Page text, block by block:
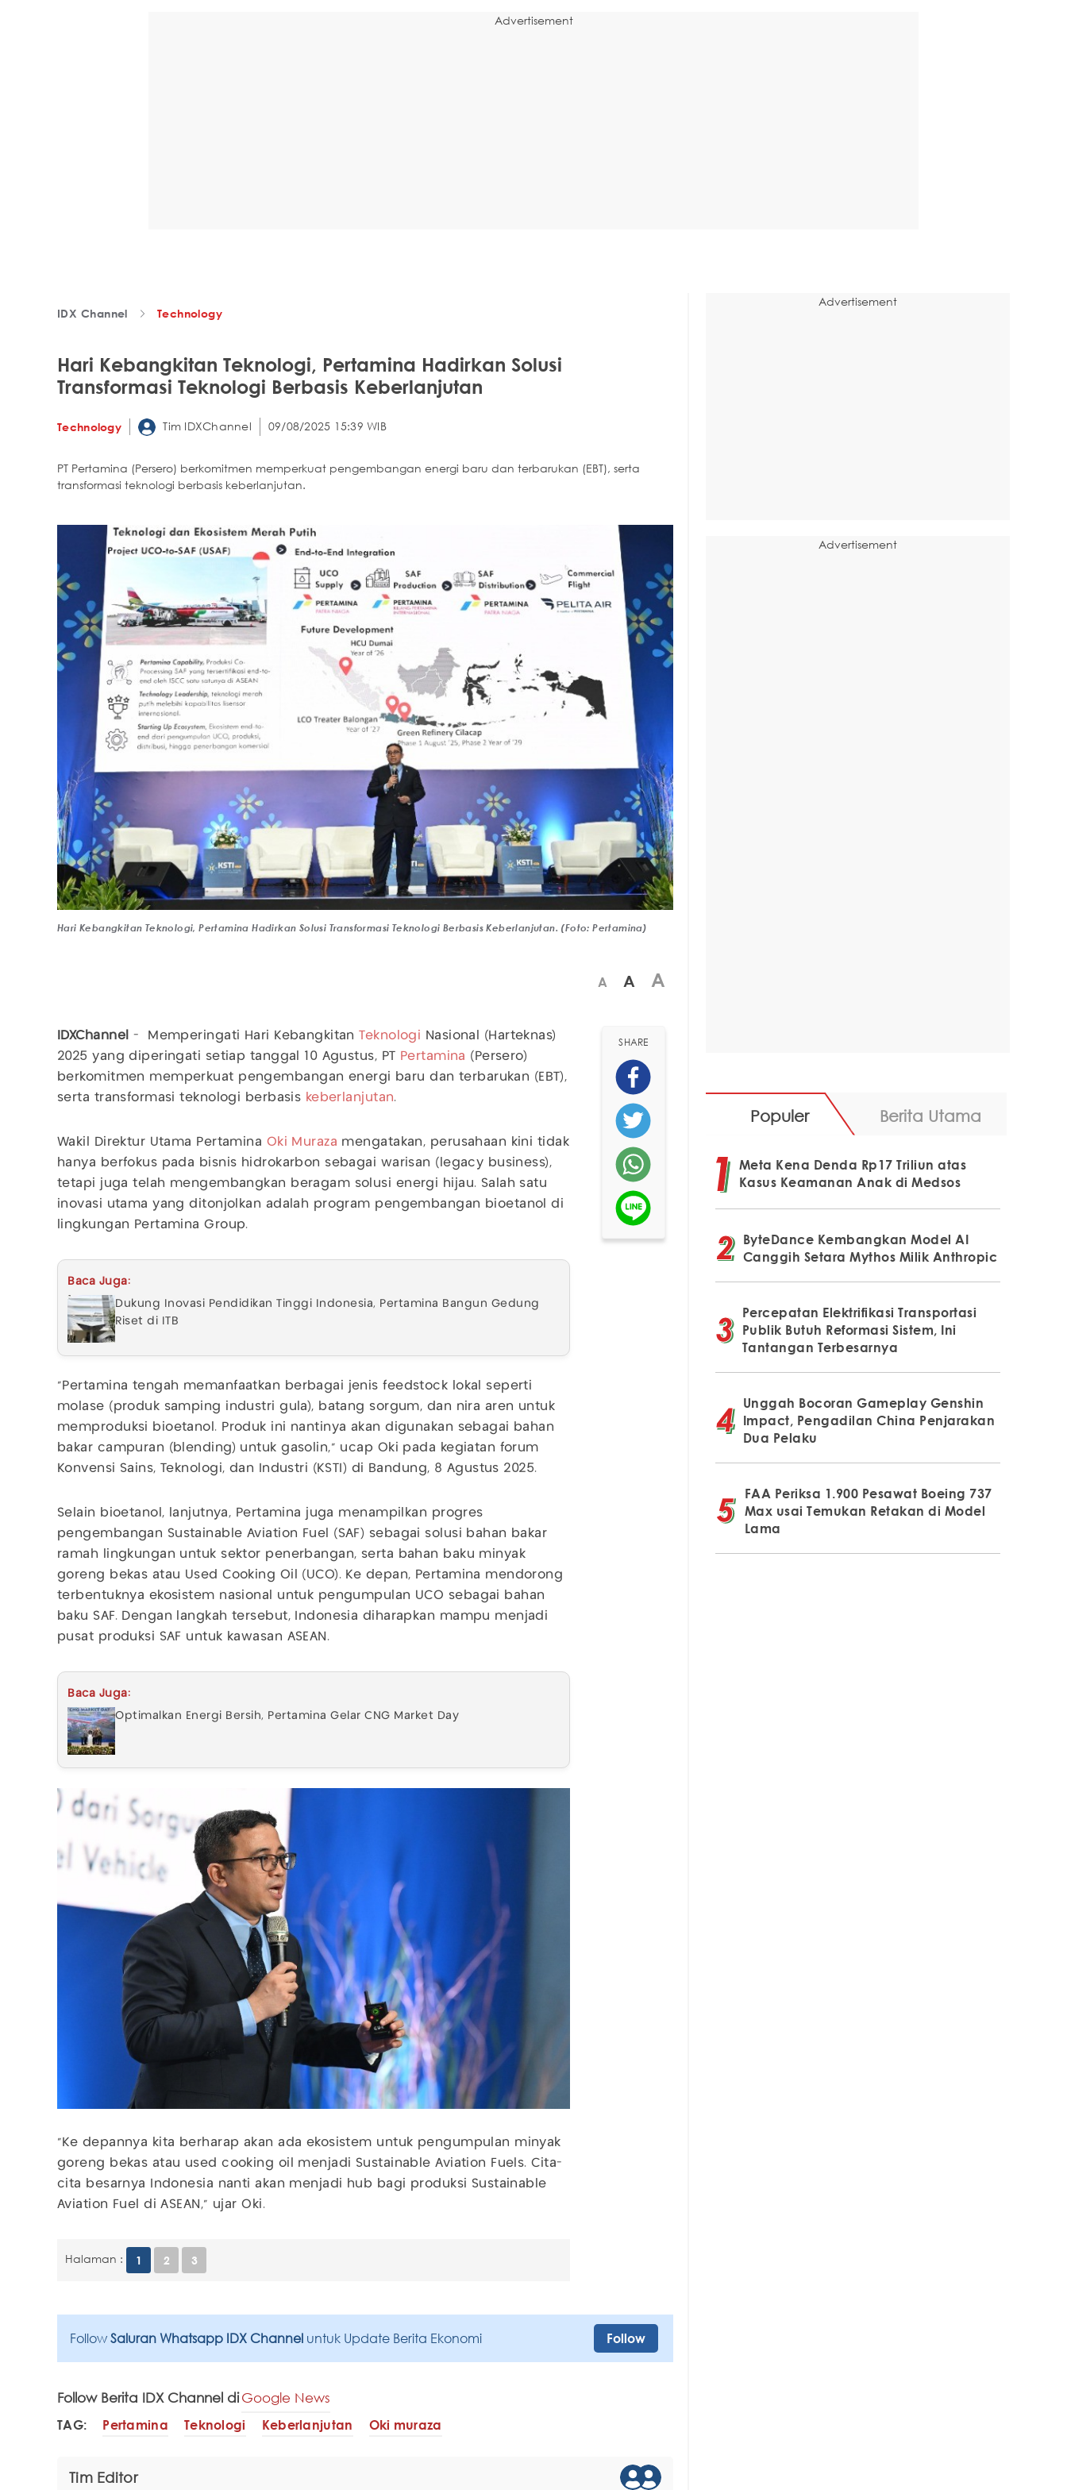
Advertisement
IDX Channel Technology
Hari Kebangkitan Teknologi, Pertamina Hadirkan Solusi
Transformasi Teknologi Berbasis Keberlanjutan
Technology Tim IDXChannel 09/08/2025 15:39 WIB
PT Pertamina (Persero) berkomitmen memperkuat pengembangan energi baru dan terbarukan (EBT), serta
transformasi teknologi berbasis keberlanjutan.
Hari Kebangkitan Teknologi, Pertamina Hadirkan Solusi Transformasi Teknologi Berbasis Keberlanjutan. (Foto: Pertamina)
A A A
IDXChannel - Memperingati Hari Kebangkitan Teknologi Nasional (Harteknas)
2025 yang diperingati setiap tanggal 10 Agustus, PT
Pertamina (Persero)
berkomitmen memperkuat pengembangan energi baru dan terbarukan (EBT),
serta transformasi teknologi berbasis keberlanjutan.
Wakil Direktur Utama Pertamina Oki Muraza mengatakan, perusahaan kini tidak
hanya berfokus pada bisnis hidrokarbon sebagai warisan (legacy business),
tetapi juga telah mengembangkan beragam solusi energi hijau. Salah satu
inovasi utama yang ditonjolkan adalah program pengembangan bioetanol di
lingkungan Pertamina Group.
Baca Juga:
Dukung Inovasi Pendidikan Tinggi Indonesia, Pertamina Bangun Gedung
Riset di ITB
“Pertamina tengah memanfaatkan berbagai jenis feedstock lokal seperti
molase (produk samping industri gula), batang sorgum, dan nira aren untuk
memproduksi bioetanol. Produk ini nantinya akan digunakan sebagai bahan
bakar campuran (blending) untuk gasolin,” ucap Oki pada kegiatan forum
Konvensi Sains, Teknologi, dan Industri (KSTI) di Bandung, 8 Agustus 2025.
Selain bioetanol, lanjutnya, Pertamina juga menampilkan progres
pengembangan Sustainable Aviation Fuel (SAF) sebagai solusi bahan bakar
ramah lingkungan untuk sektor penerbangan, serta bahan baku minyak
goreng bekas atau Used Cooking Oil (UCO). Ke depan, Pertamina mendorong
terbentuknya ekosistem nasional untuk pengumpulan UCO sebagai bahan
baku SAF. Dengan langkah tersebut, Indonesia diharapkan mampu menjadi
pusat produksi SAF untuk kawasan ASEAN.
Baca Juga:
Optimalkan Energi Bersih, Pertamina Gelar CNG Market Day
“Ke depannya kita berharap akan ada ekosistem untuk pengumpulan minyak
goreng bekas atau used cooking oil menjadi Sustainable Aviation Fuels. Cita-
cita besarnya Indonesia nanti akan menjadi hub bagi produksi Sustainable
Aviation Fuel di ASEAN,” ujar Oki.
Halaman : 1 2 3
SHARE
Follow Saluran Whatsapp IDX Channel untuk Update Berita Ekonomi Follow
Follow Berita IDX Channel diGoogle News
TAG: Pertamina Teknologi Keberlanjutan Oki muraza
Tim Editor
Advertisement
Advertisement
Populer Berita Utama
Meta Kena Denda Rp17 Triliun atas
Kasus Keamanan Anak di Medsos
ByteDance Kembangkan Model AI
Canggih Setara Mythos Milik Anthropic
Percepatan Elektrifikasi Transportasi
Publik Butuh Reformasi Sistem, Ini
Tantangan Terbesarnya
Unggah Bocoran Gameplay Genshin
Impact, Pengadilan China Penjarakan
Dua Pelaku
FAA Periksa 1.900 Pesawat Boeing 737
Max usai Temukan Retakan di Model
Lama